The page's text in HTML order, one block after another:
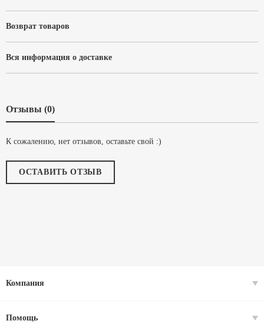
Возврат товаров
Вся информация о доставке
Отзывы (0)
К сожалению, нет отзывов, оставьте свой :)
ОСТАВИТЬ ОТЗЫВ
Компания
Помощь